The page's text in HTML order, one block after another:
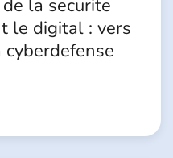
la securite
le digital : vers